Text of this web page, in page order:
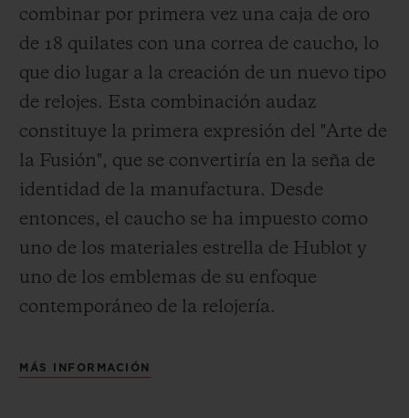
combinar por primera vez una caja de oro
de 18 quilates con una correa de caucho, lo
que dio lugar a la creación de un nuevo tipo
de relojes. Esta combinación audaz
constituye la primera expresión del "Arte de
la Fusión", que se convertiría en la seña de
identidad de la manufactura. Desde
entonces, el caucho se ha impuesto como
uno de los materiales estrella de Hublot y
uno de los emblemas de su enfoque
contemporáneo de la relojería.
MÁS INFORMACIÓN